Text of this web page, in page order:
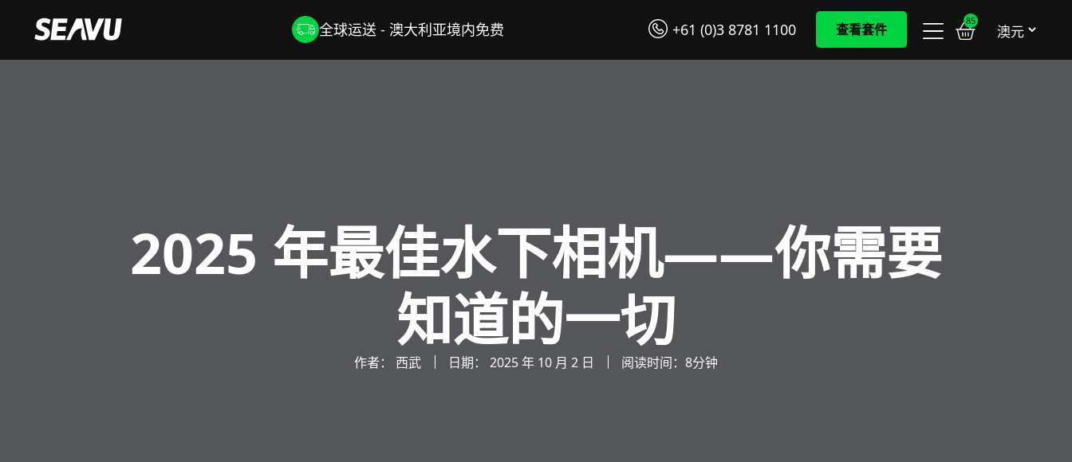
全球运送 - 澳大利亚境内免费 +61 (0)3 8781 1100 查看套件
85
2025 年最佳水下相机——你需要
知道的一切
作者： 西武 日期： 2025 年 10 月 2 日 阅读时间：8分钟